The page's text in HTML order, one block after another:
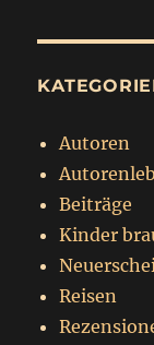
Autoren
Beiträge
Kinder
Reisen